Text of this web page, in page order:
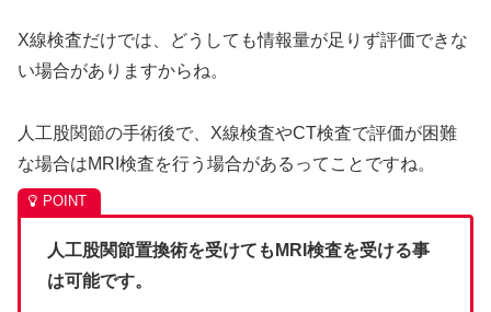
X線検査だけでは、どうしても情報量が足りず評価できな
い場合がありますからね。
人工股関節の手術後で、X線検査やCT検査で評価が困難
な場合はMRI検査を行う場合があるってことですね。
人工股関節置換術を受けてもMRI検査を受ける事
は可能です。